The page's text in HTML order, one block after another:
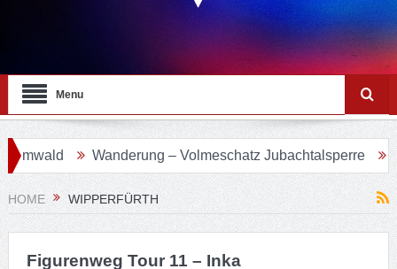
Menu
Wanderung – Volmeschatz Jubachtalsperre
HOME WIPPERFÜRTH
Figurenweg Tour 11 – Inka